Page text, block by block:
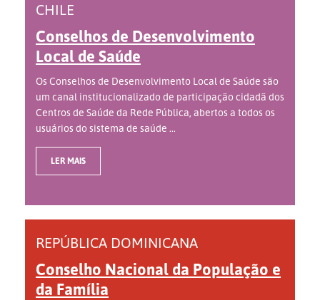
CHILE
Conselhos de Desenvolvimento
Local de Saúde
Os Conselhos de Desenvolvimento Local de Saúde são
um canal institucionalizado de participação cidadã dos
Centros de Saúde da Rede Pública, abertos a todos os
usuários do sistema de saúde ...
LER MAIS
REPÚBLICA DOMINICANA
Conselho Nacional da População e
da Família